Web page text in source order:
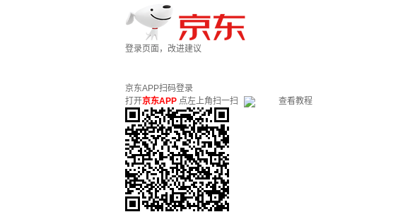
登录页面，改进建议
京东APP扫码登录
打开京东APP 点左上角扫一扫 查看教程